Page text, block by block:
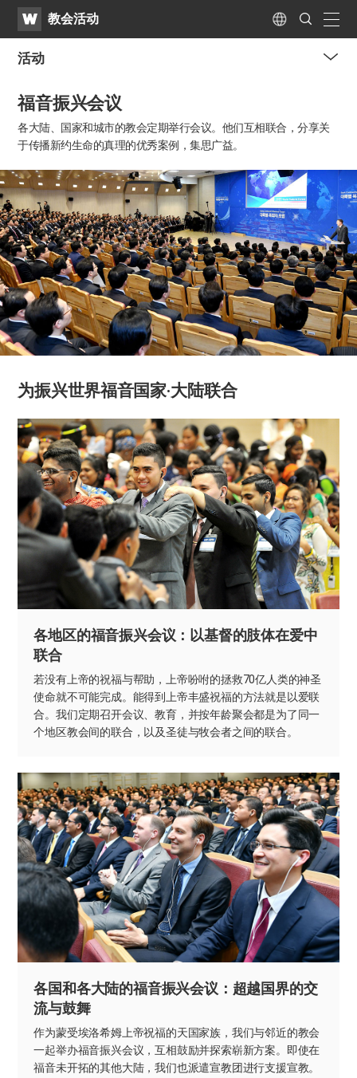
WATV教会活动 Language
Search
Submit
活动
福音振兴会议
各大陆、国家和城市的教会定期举行会议。 他们互相联合，分享关
于传播新约生命的真理的优秀案例，集思广益。
为振兴世界福音国家·大陆联合
各地区的福音振兴会议： 以基督的肢体在爱中
联合
若没有上帝的祝福与帮助，上帝吩咐的拯救70亿人类的神圣
使命就不可能完成。能得到上帝丰盛祝福的方法就是以爱联
合。我们定期召开会议、教育，并按年龄聚会都是为了同一
个地区教会间的联合，以及圣徒与牧会者之间的联合。
各国和各大陆的福音振兴会议： 超越国界的交
流与鼓舞
作为蒙受埃洛希姆上帝祝福的天国家族，我们与邻近的教会
一起举办福音振兴会议，互相鼓励并探索崭新方案。即使在
福音未开拓的其他大陆，我们也派遣宣教团进行支援宣教。